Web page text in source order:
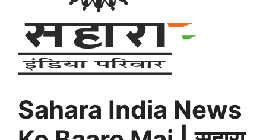
Sahara India News